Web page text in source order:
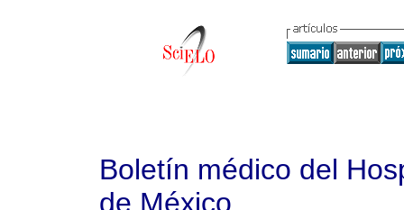
Boletín médico del
de México